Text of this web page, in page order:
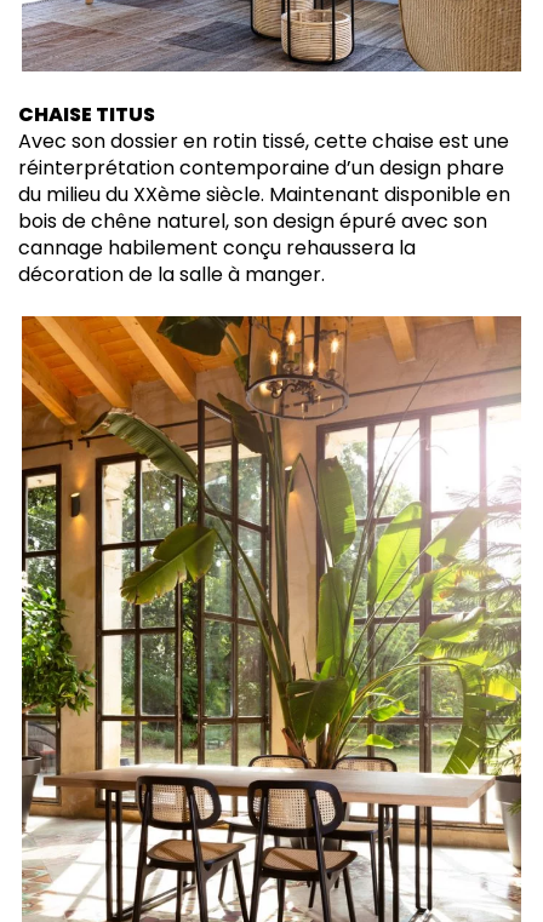
CHAISE TITUS
Avec son dossier en rotin tissé, cette chaise est une
réinterprétation contemporaine d’un design phare
du milieu du XXème siècle. Maintenant disponible en
bois de chêne naturel, son design épuré avec son
cannage habilement conçu rehaussera la
décoration de la salle à manger.